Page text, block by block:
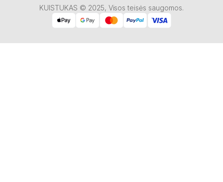
KUISTUKAS © 2025, Visos teisės saugomos.